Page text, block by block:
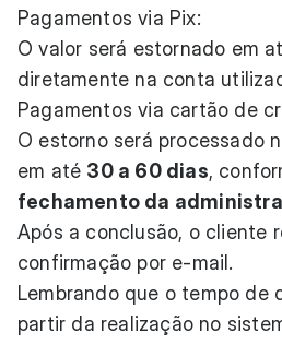
Pagamentos via Pix:
O valor será estornado em
diretamente na conta
Pagamentos via cartão de
O estorno será processado
em até 30 a 60 dias,
fechamento da
Após a conclusão, o cliente
confirmação por e-mail.
Lembrando que o tempo de
partir da realização no